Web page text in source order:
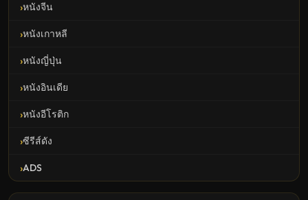
หนังจีน
หนังเกาหลี
หนังญี่ปุ่น
หนังอินเดีย
หนังอีโรติก
ซีรีส์ดัง
ADS